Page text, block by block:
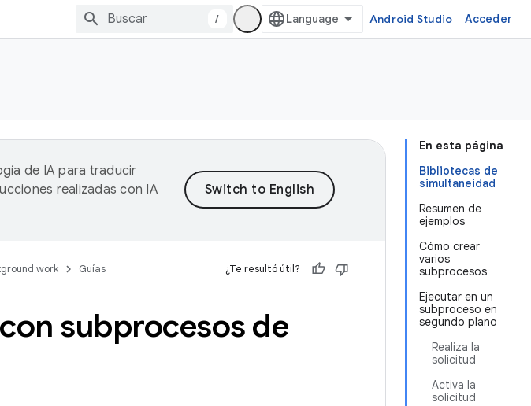
/ Android Studio Acceder
En esta página
Bibliotecas de
simultaneidad
Resumen de
ejemplos
Cómo crear
varios
subprocesos
Ejecutar en un
subproceso en
segundo plano
Realiza la
solicitud
Activa la
solicitud
de IA para traducir
realizadas con IA
work Guías ¿Te resultó útil?
subprocesos de